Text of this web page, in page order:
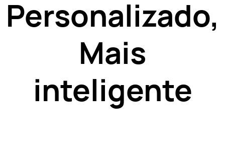
Personalizado,
Mais
inteligente